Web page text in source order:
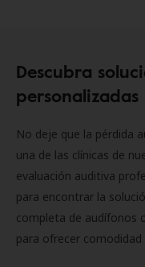
Descubra
personalizadas
No deje que la pérdida
una de las clínicas de
evaluación auditiva
para encontrar la
completa de audífonos
para ofrecer comodidad